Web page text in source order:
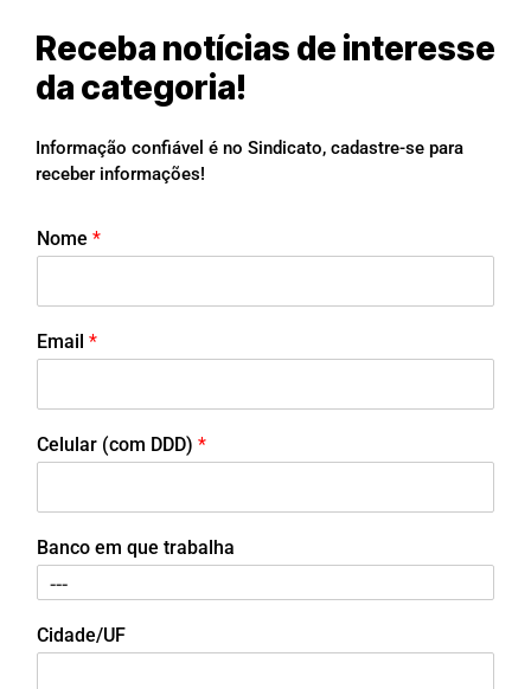
Receba notícias de interesse
da categoria!
Informação confiável é no Sindicato, cadastre-se para
receber informações!
Nome *
Email *
Celular (com DDD) *
Banco em que trabalha
Cidade/UF